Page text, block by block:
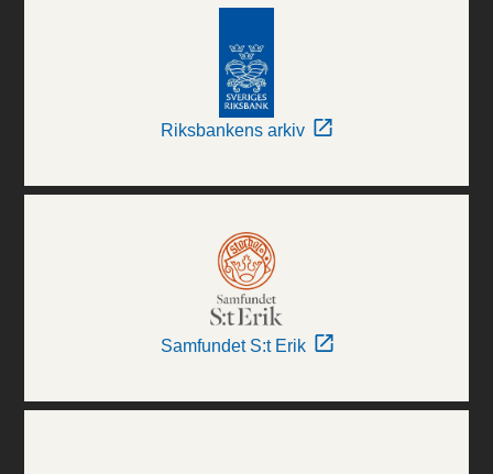
Riksbankens arkiv
Samfundet S:t Erik